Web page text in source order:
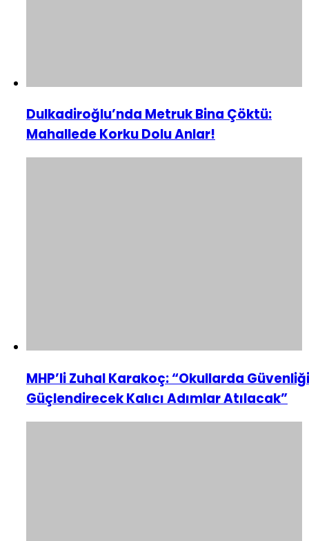
Dulkadiroğlu’nda Metruk Bina Çöktü:
Mahallede Korku Dolu Anlar!
MHP’li Zuhal Karakoç: “Okullarda Güvenliği
Güçlendirecek Kalıcı Adımlar Atılacak”